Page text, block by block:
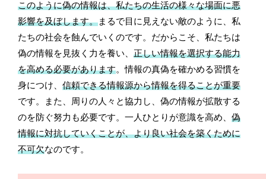
このように偽の情報は、私たちの生活の様々な場面に悪
影響を及ぼします。まるで目に見えない敵のように、私
たちの社会を蝕んでいくのです。だからこそ、私たちは
偽の情報を見抜く力を養い、正しい情報を選択する能力
を高める必要があります。情報の真偽を確かめる習慣を
身につけ、信頼できる情報源から情報を得ることが重要
です。また、周りの人々と協力し、偽の情報が拡散する
のを防ぐ努力も必要です。一人ひとりが意識を高め、偽
情報に対抗していくことが、より良い社会を築くために
不可欠なのです。